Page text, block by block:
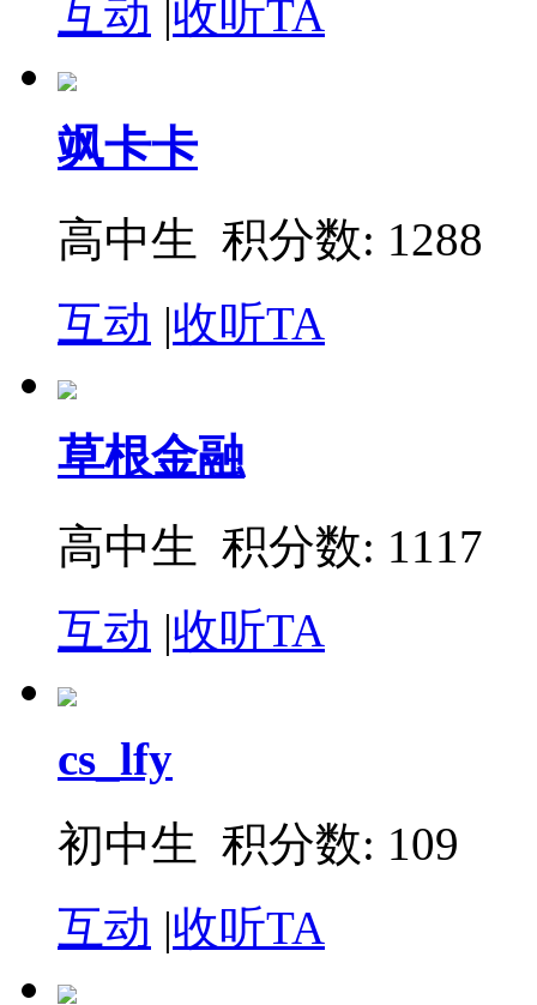
互动 |收听TA
飒卡卡
高中生 积分数: 1288
互动 |收听TA
草根金融
高中生 积分数: 1117
互动 |收听TA
cs_lfy
初中生 积分数: 109
互动 |收听TA